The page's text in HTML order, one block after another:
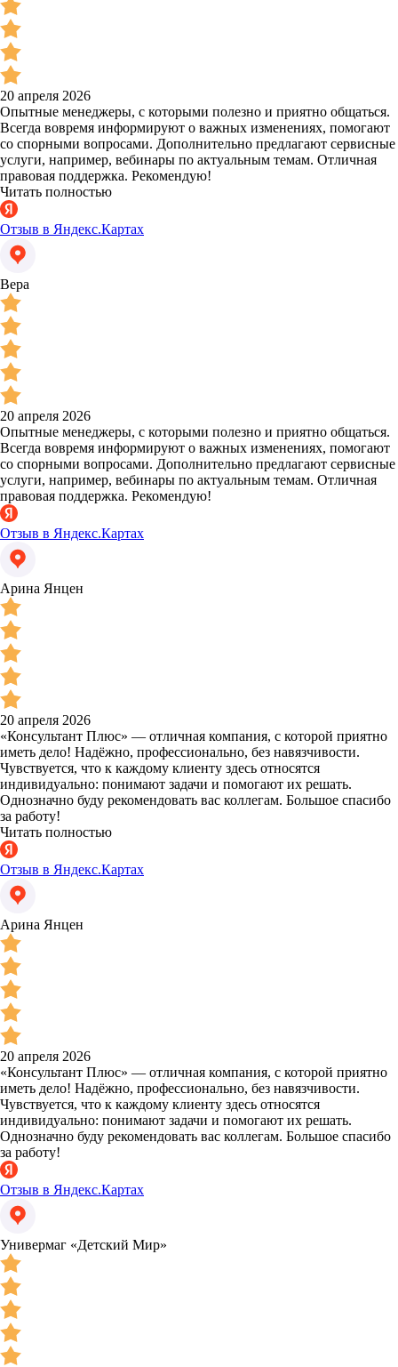
20 апреля 2026
Опытные менеджеры, с которыми полезно и приятно общаться.
Всегда вовремя информируют о важных изменениях, помогают
со спорными вопросами. Дополнительно предлагают сервисные
услуги, например, вебинары по актуальным темам. Отличная
правовая поддержка. Рекомендую!
Читать полностью
Отзыв в Яндекс.Картах
Вера
20 апреля 2026
Опытные менеджеры, с которыми полезно и приятно общаться.
Всегда вовремя информируют о важных изменениях, помогают
со спорными вопросами. Дополнительно предлагают сервисные
услуги, например, вебинары по актуальным темам. Отличная
правовая поддержка. Рекомендую!
Отзыв в Яндекс.Картах
Арина Янцен
20 апреля 2026
«Консультант Плюс» — отличная компания, с которой приятно
иметь дело! Надёжно, профессионально, без навязчивости.
Чувствуется, что к каждому клиенту здесь относятся
индивидуально: понимают задачи и помогают их решать.
Однозначно буду рекомендовать вас коллегам. Большое спасибо
за работу!
Читать полностью
Отзыв в Яндекс.Картах
Арина Янцен
20 апреля 2026
«Консультант Плюс» — отличная компания, с которой приятно
иметь дело! Надёжно, профессионально, без навязчивости.
Чувствуется, что к каждому клиенту здесь относятся
индивидуально: понимают задачи и помогают их решать.
Однозначно буду рекомендовать вас коллегам. Большое спасибо
за работу!
Отзыв в Яндекс.Картах
Универмаг «Детский Мир»